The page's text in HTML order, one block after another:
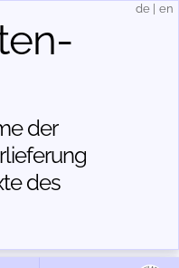
der
des
de en